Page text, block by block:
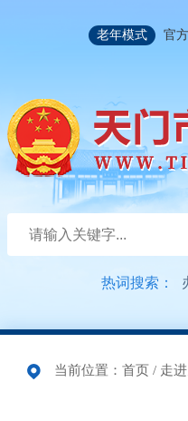
老年模式
官
热词搜索：
当前位置： 首页 / 走